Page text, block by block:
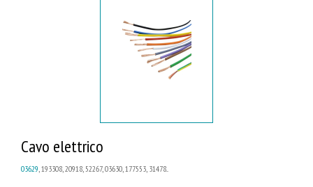
Cavo elettrico
03629 , 193308, 20918, 52267, 03630, 177553, 31478...